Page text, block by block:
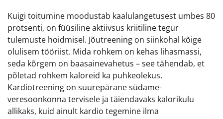
Kuigi toitumine moodustab kaalulangetusest umbes 80
protsenti, on füüsiline aktiivsus kriitiline tegur
tulemuste hoidmisel. Jõutreening on siinkohal kõige
olulisem tööriist. Mida rohkem on kehas lihasmassi,
seda kõrgem on baasainevahetus – see tähendab, et
põletad rohkem kaloreid ka puhkeolekus.
Kardiotreening on suurepärane südame-
veresoonkonna tervisele ja täiendavaks kalorikulu
allikaks, kuid ainult kardio tegemine ilma